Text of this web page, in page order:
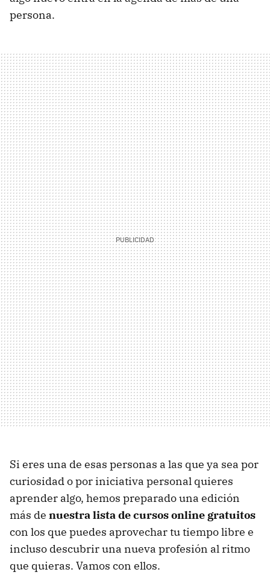
persona.
Si eres una de esas personas a las que ya sea por
curiosidad o por iniciativa personal quieres
aprender algo, hemos preparado una edición
más de nuestra lista de cursos online gratuitos
con los que puedes aprovechar tu tiempo libre e
incluso descubrir una nueva profesión al ritmo
que quieras. Vamos con ellos.